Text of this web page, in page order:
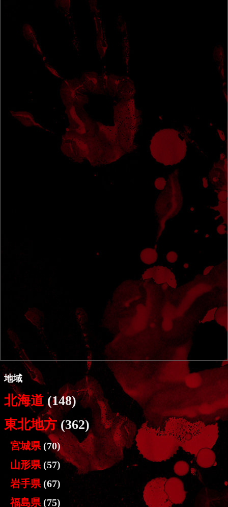
地域
北海道(148)
東北地方(362)
宮城県 (70)
山形県 (57)
岩手県 (67)
福島県 (75)